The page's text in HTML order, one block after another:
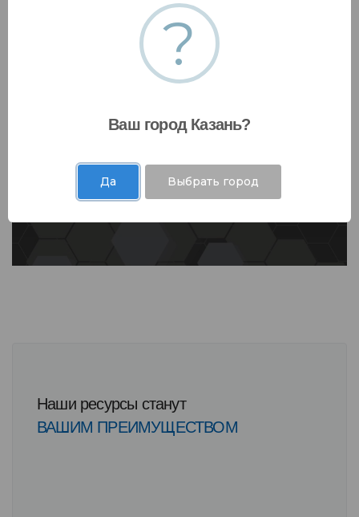
Наши ресурсы станут
ВАШИМ ПРЕИМУЩЕСТВОМ
?
Ваш город Казань?
Да Выбрать город